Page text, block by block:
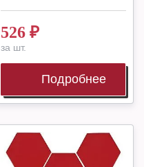
526 ₽
за шт.
Подробнее